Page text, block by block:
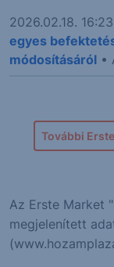
2026.02.18. 16:23
egyes
módosításáról •
További
Az Erste Market
megjelenített